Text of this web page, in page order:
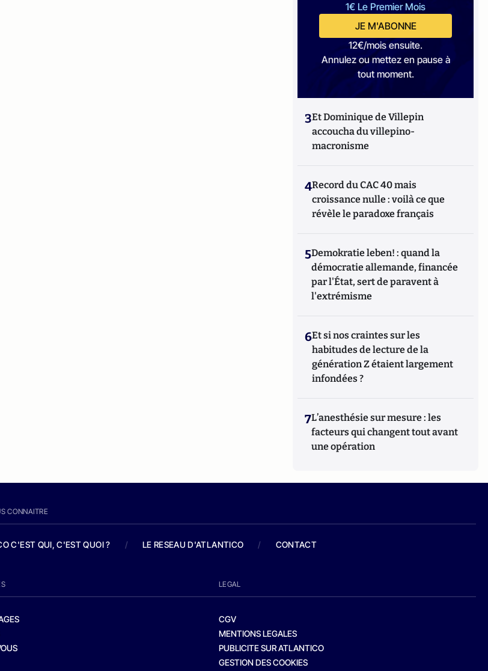
1€ Le Premier Mois
JE M'ABONNE
12€/mois ensuite.
Annulez ou mettez en pause à
tout moment.
3Et Dominique de Villepin
accoucha du villepino-
macronisme
4Record du CAC 40 mais
croissance nulle : voilà ce que
révèle le paradoxe français
5Demokratie leben! : quand la
démocratie allemande, financée
par l'État, sert de paravent à
l'extrémisme
6Et si nos craintes sur les
habitudes de lecture de la
génération Z étaient largement
infondées ?
7L’anesthésie sur mesure : les
facteurs qui changent tout avant
une opération
CONNAITRE
C'EST QUI, C'EST QUOI ? / LE RESEAU D'ATLANTICO / CONTACT
LEGAL
CGV
MENTIONS LEGALES
PUBLICITE SUR ATLANTICO
GESTION DES COOKIES